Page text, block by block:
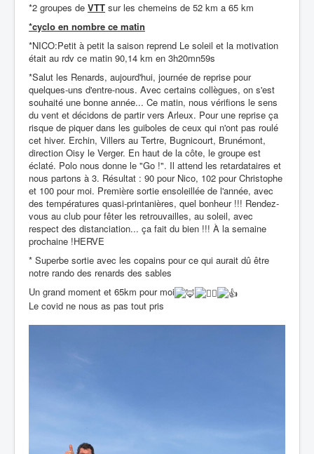
*2 groupes de VTT sur les chemeins de 52 km a 65 km
*cyclo en nombre ce matin
*NICO:Petit à petit la saison reprend Le soleil et la motivation
était au rdv ce matin 90,14 km en 3h20mn59s
*Salut les Renards, aujourd'hui, journée de reprise pour
quelques-uns d'entre-nous. Avec certains collègues, on s'est
souhaité une bonne année... Ce matin, nous vérifions le sens
du vent et décidons de partir vers Arleux. Pour une reprise ça
risque de piquer dans les guiboles de ceux qui n'ont pas roulé
cet hiver. Erchin, Villers au Tertre, Bugnicourt, Brunémont,
direction Oisy le Verger. En haut de la côte, le groupe est
éclaté. Polo nous donne le "Go !". Il attend les retardataires et
nous partons à 3. Résultat : 90 pour Nico, 102 pour Christophe
et 100 pour moi. Première sortie ensoleillée de l'année, avec
des températures quasi-printanières, quel bonheur !!! Rendez-
vous au club pour fêter les retrouvailles, au soleil, avec
respect des distanciation... ça fait du bien !!! À la semaine
prochaine !HERVE
* Superbe sortie avec les copains pour ce qui aurait dû être
notre rando des renards des sables
Un grand moment et 65km pour moi
Le covid ne nous as pas tout pris